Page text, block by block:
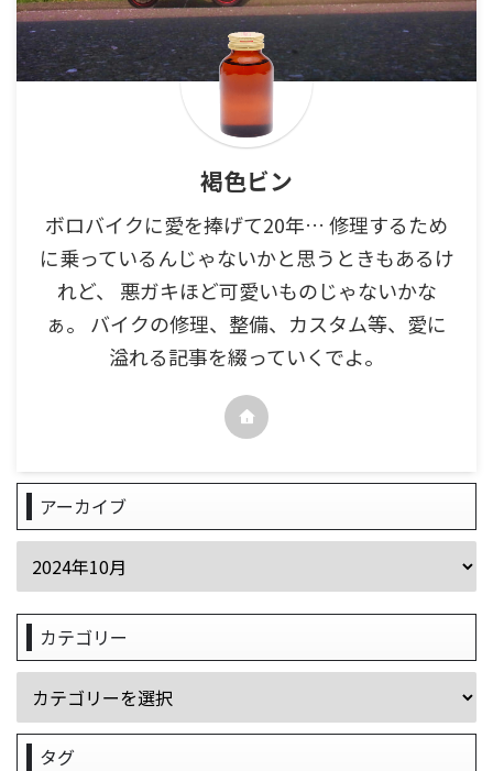
褐色ビン
ボロバイクに愛を捧げて20年… 修理するため
に乗っているんじゃないかと思うときもあるけ
れど、 悪ガキほど可愛いものじゃないかな
ぁ。 バイクの修理、整備、カスタム等、愛に
溢れる記事を綴っていくでよ。
アーカイブ
カテゴリー
タグ